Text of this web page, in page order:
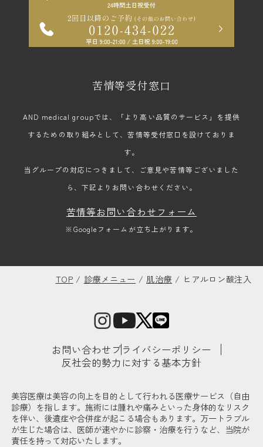
苦情等受付窓口
AND medical groupでは、「より高い品質のサービス」を提供
するための取り組みとして、苦情等受付窓口を設けておりま
す。
当グループの対応につきまして、ご意見や苦情等ございました
ら、下記よりお問い合わせください。
苦情等お問い合わせフォーム
※Googleフォームが立ち上がります。
TOP / 診療メニュー / 肌治療 / ヒアルロン酸注入
お問い合わせ プライバシーポリシー
反社会的勢力に対する基本方針
美容医療は美容の向上を目的として行われる医療サービス（自由
診療）を指します。施術には腫れや痛みといった身体的なリスク
を伴い、後遺症や合併症が起こる場合もあります。万一トラブル
が生じた場合は、医師が速やかに診察・治療を行うなど、当院が
責任を持って対応いたします。